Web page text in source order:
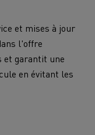
et mises à jour
l'offre
et garantit une
en évitant les